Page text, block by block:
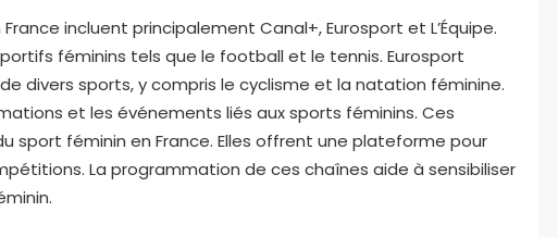
incluent principalement Canal+, Eurosport et L’Équipe.
féminins tels que le football et le tennis. Eurosport
divers sports, y compris le cyclisme et la natation féminine.
et les événements liés aux sports féminins. Ces
sport féminin en France. Elles offrent une plateforme pour
La programmation de ces chaînes aide à sensibiliser